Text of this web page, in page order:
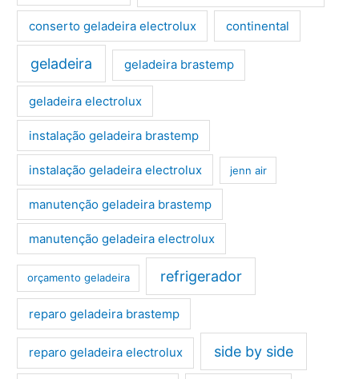
conserto geladeira electrolux continental
geladeira geladeira brastemp
geladeira electrolux
instalação geladeira brastemp
instalação geladeira electrolux jenn air
manutenção geladeira brastemp
manutenção geladeira electrolux
orçamento geladeira refrigerador
reparo geladeira brastemp
reparo geladeira electrolux side by side